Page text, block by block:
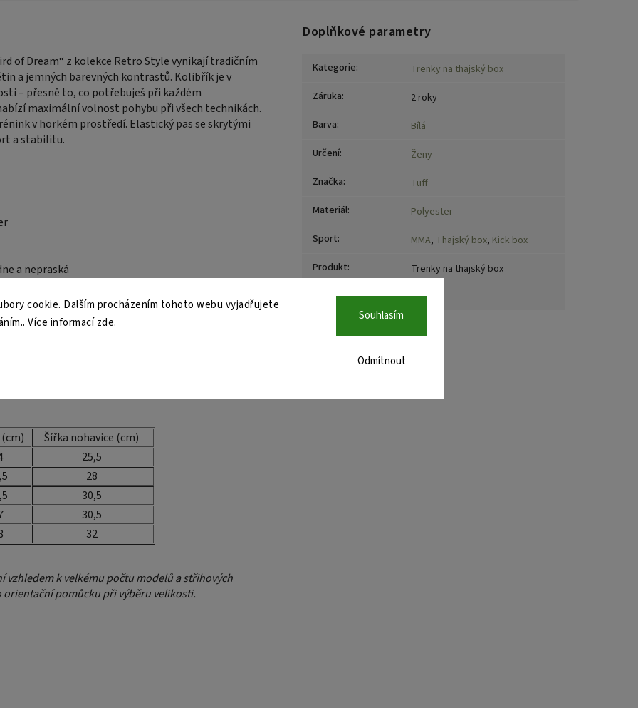
cookie. Dalším procházením tohoto webu vyjadřujete
Více informacízde.
Odmítnout
Souhlasím
of Dream“ z kolekce Retro Style vynikají tradičním
a jemných barevných kontrastů. Kolibřík je v
– přesně to, co potřebuješ při každém
maximální volnost pohybu při všech technikách.
v horkém prostředí. Elastický pas se skrytými
a stabilitu.
a nepraská
Šířka nohavice (cm)
25,5
28
30,5
30,5
32
k velkému počtu modelů a střihových
orientační pomůcku při výběru velikosti.
Doplňkové parametry
Kategorie:
Trenky na thajský box
Záruka:
2 roky
Barva:
Bílá
Určení:
Ženy
Značka:
Tuff
Materiál:
Polyester
Sport: MMA, Thajský box, Kick box
Produkt:
Trenky na thajský box
Země původu: Thajsko